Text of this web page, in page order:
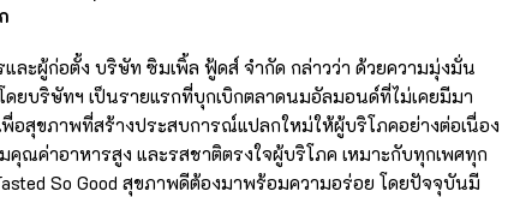
ะผู้ก่อตั้ง บริษัท ซิมเพิ้ล ฟู้ดส์ จำกัด กล่าวว่า ด้วยความมุ่งมั่น
บริษัทฯ เป็นรายแรกที่บุกเบิกตลาดนมอัลมอนด์ที่ไม่เคยมีมา
อสุขภาพที่สร้างประสบการณ์แปลกใหม่ให้ผู้บริโภคอย่างต่อเนื่อง
ณค่าอาหารสูง และรสชาติตรงใจผู้บริโภค เหมาะกับทุกเพศทุก
So Good สุขภาพดีต้องมาพร้อมความอร่อย โดยปัจจุบันมี